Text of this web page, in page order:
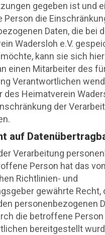
gegeben ist und
Person die
Daten, die bei
Wadersloh e.V.
kann sie sich
einen Mitarbeiter des
Verantwortlichen
des Heimatverein
der
Verarbeitung
Person hat das
Richtlinien- und
gewährte Recht,
personenbezogenen
die betroffene
bereitgestellt